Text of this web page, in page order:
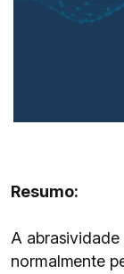
Resumo:
A
normalmente